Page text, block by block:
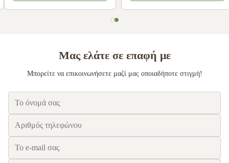
Μας ελάτε σε επαφή με
Μπορείτε να επικοινωνήσετε μαζί μας οποιαδήποτε στιγμή!